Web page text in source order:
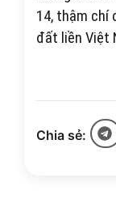
14, thậm chí
đất liền Việt
Chia sẻ: